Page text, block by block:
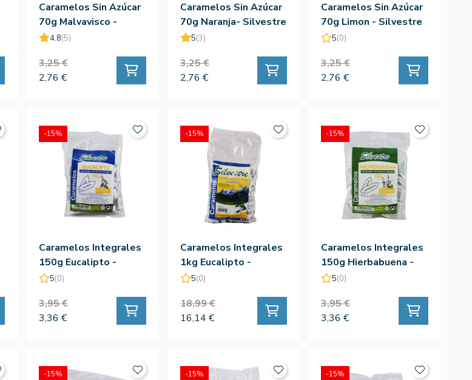
Caramelos Sin Azúcar
70g Malvavisco -
Silvestre
4.8(5)
3,25 €
2,76 €
Caramelos Sin Azúcar
70g Naranja- Silvestre
5(3)
3,25 €
2,76 €
Caramelos Sin Azúcar
70g Limon - Silvestre
5(0)
3,25 €
2,76 €
Caramelos Integrales
150g Eucalipto -
Silvestre
5(0)
3,95 €
3,36 €
-15%
Caramelos Integrales
1kg Eucalipto -
Silvestre
5(0)
18,99 €
16,14 €
-15%
Caramelos Integrales
150g Hierbabuena -
Silvestre
5(0)
3,95 €
3,36 €
-15%
-15% -15% -15%